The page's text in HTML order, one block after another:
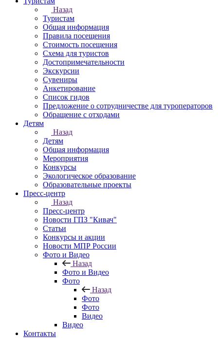
Назад
Туристам
Общая информация
Правила посещения
Стоимость посещения
Схема для туристов
Достопримечательности
Экскурсии
Сувениры
Анкетирование
Список гидов
Предложение о сотрудничестве для туроператоров
Обращение с отходами
Детям
Назад
Детям
Общая информация
Мероприятия
Конкурсы
Экологическое образование
Образовательные проекты
Пресс-центр
Назад
Пресс-центр
Новости ГПЗ "Кивач"
Статьи
Конкурсы и акции
Новости МПР России
Фото и Видео
Назад
Фото и Видео
Фото
Назад
Фото
Фото
Видео
Видео
Контакты